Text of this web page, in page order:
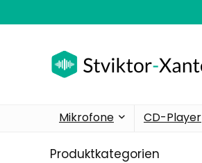
Mikrofone CD-Player
Produktkategorien